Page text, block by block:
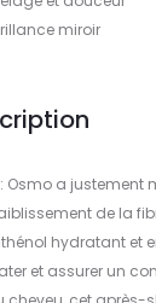
miroir
a
de la
hydratant et
et assurer un